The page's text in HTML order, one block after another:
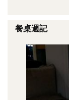
餐桌週記